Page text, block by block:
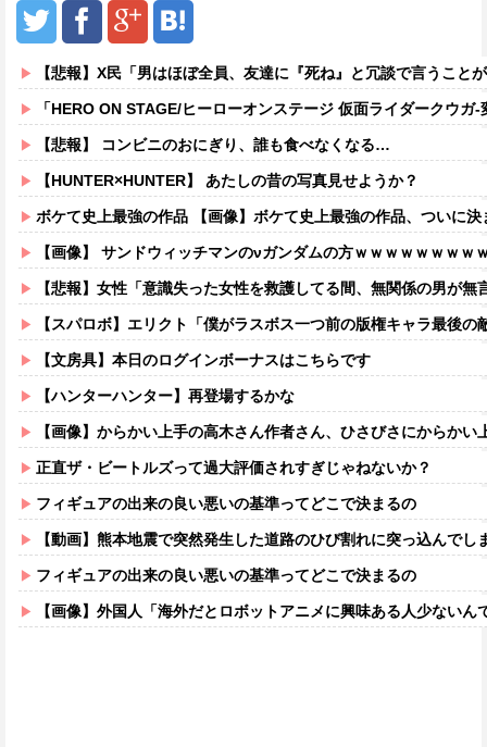
【悲報】X民「男はほぼ全員、友達に『死ね』と冗談で言うこと
「HERO ON STAGE/ヒーローオンステージ 仮面ライダークウガ‐変身-」だ
【悲報】 コンビニのおにぎり、誰も食べなくなる…
【HUNTER×HUNTER】 あたしの昔の写真見せようか？
ボケて史上最強の作品 【画像】ボケて史上最強の作品、ついに
【画像】 サンドウィッチマンのνガンダムの方ｗｗｗｗｗｗｗｗ
【悲報】女性「意識失った女性を救護してる間、無関係の男が無
【スパロボ】エリクト「僕がラスボス一つ前の版権キャラ最後の敵っ
【文房具】本日のログインボーナスはこちらです
【ハンターハンター】再登場するかな
【画像】からかい上手の高木さん作者さん、ひさびさにからかい上手の高木
正直ザ・ビートルズって過大評価されすぎじゃねないか？
フィギュアの出来の良い悪いの基準ってどこで決まるの
【動画】熊本地震で突然発生した道路のひび割れに突っ込んでし
フィギュアの出来の良い悪いの基準ってどこで決まるの
【画像】外国人「海外だとロボットアニメに興味ある人少ないん